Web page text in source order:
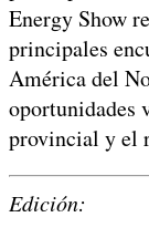
Energy Show
principales
América del
oportunidades
provincial y el
Edición: